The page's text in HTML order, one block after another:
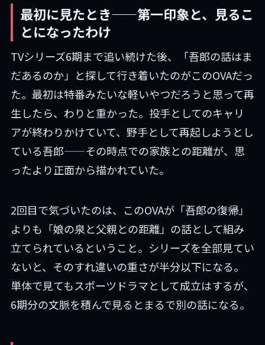
最初に見たとき——第一印象と、見るこ
とになったわけ
TVシリーズ6期まで追い続けた後、「吾郎の話はま
だあるのか」と探して行き着いたのがこのOVAだっ
た。最初は特番みたいな軽いやつだろうと思って再
生したら、わりと重かった。投手としてのキャリ
アが終わりかけていて、野手として再起しようとし
ている吾郎——その時点での家族との距離が、思
ったより正面から描かれていた。
2回目で気づいたのは、このOVAが「吾郎の復帰」
よりも「娘の泉と父親との距離」の話として組み
立てられているということ。シリーズを全部見てい
ないと、そのすれ違いの重さが半分以下になる。
単体で見てもスポーツドラマとして成立はするが、
6期分の文脈を積んで見るとまるで別の話になる。